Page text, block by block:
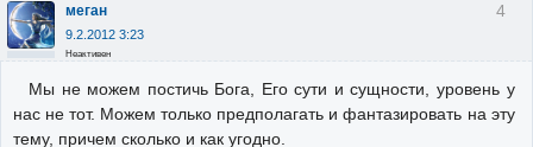
4
меган
9.2.2012 3:23
Неактивен
Мы не можем постичь Бога, Его сути и сущности, уровень у
нас не тот. Можем только предполагать и фантазировать на эту
тему, причем сколько и как угодно.